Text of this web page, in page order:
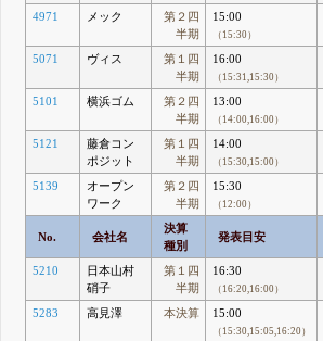
4971 メック
第２四
半期
15:00
（15:30）
5071 ヴィス
第１四
半期
16:00
（15:31,15:30）
5101 横浜ゴム
第２四
半期
13:00
（14:00,16:00）
5121
藤倉コン
ポジット
第１四
半期
14:00
（15:30,15:00）
5139
オープン
ワーク
第２四
半期
15:30
（12:00）
No. 会社名
決算
種別
発表目安
5210
日本山村
硝子
第１四
半期
16:30
（16:20,16:00）
5283 高見澤 本決算 15:00
（15:30,15:05,16:20）